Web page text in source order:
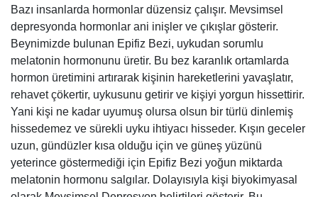
Bazı insanlarda hormonlar düzensiz çalışır. Mevsimsel
depresyonda hormonlar ani inişler ve çıkışlar gösterir.
Beynimizde bulunan Epifiz Bezi, uykudan sorumlu
melatonin hormonunu üretir. Bu bez karanlık ortamlarda
hormon üretimini artırarak kişinin hareketlerini yavaşlatır,
rehavet çökertir, uykusunu getirir ve kişiyi yorgun hissettirir.
Yani kişi ne kadar uyumuş olursa olsun bir türlü dinlemiş
hissedemez ve sürekli uyku ihtiyacı hisseder. Kışın geceler
uzun, gündüzler kısa olduğu için ve güneş yüzünü
yeterince göstermediği için Epifiz Bezi yoğun miktarda
melatonin hormonu salgılar. Dolayısıyla kişi biyokimyasal